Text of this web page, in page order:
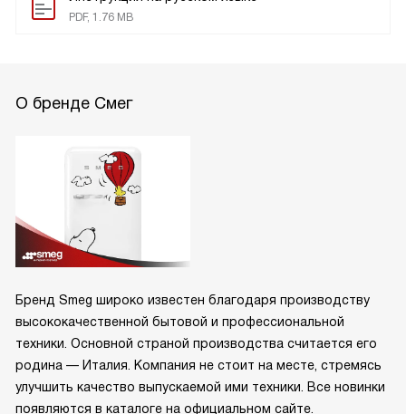
PDF, 1.76 MB
О бренде Смег
Бренд Smeg широко известен благодаря производству
высококачественной бытовой и профессиональной
техники. Основной страной производства считается его
родина — Италия. Компания не стоит на месте, стремясь
улучшить качество выпускаемой ими техники. Все новинки
появляются в каталоге на официальном сайте.